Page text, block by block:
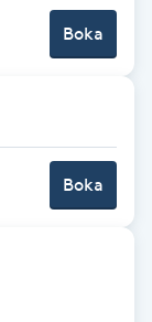
Boka
Boka